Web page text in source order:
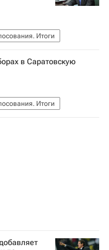
Итоги
в Саратовскую
Итоги